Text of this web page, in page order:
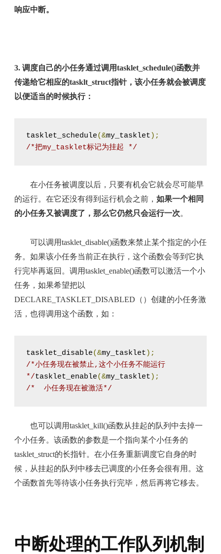
响应中断。
3. 调度自己的小任务通过调用tasklet_schedule()函数并
传递给它相应的tasklt_struct指针，该小任务就会被调度
以便适当的时候执行：
tasklet_schedule(&my_tasklet );
/*把my_tasklet标记为挂起 */
在小任务被调度以后，只要有机会它就会尽可能早
的运行。在它还没有得到运行机会之前， 如果一个相同
的小任务又被调度了，那么它仍然只会运行一次。
可以调用tasklet_disable()函数来禁止某个指定的小任
务。如果该小任务当前正在执行，这个函数会等到它执
行完毕再返回。调用tasklet_enable()函数可以激活一个小
任务，如果希望把以
DECLARE_TASKLET_DISABLED（）创建的小任务激
活，也得调用这个函数，如：
tasklet_disable(&my_tasklet );
/*小任务现在被禁止,这个小任务不能运行
*/tasklet_enable(&my_tasklet );
/*  小任务现在被激活*/
也可以调用tasklet_kill()函数从挂起的队列中去掉一
个小任务。该函数的参数是一个指向某个小任务的
tasklet_struct的长指针。在小任务重新调度它自身的时
候，从挂起的队列中移去已调度的小任务会很有用。这
个函数首先等待该小任务执行完毕，然后再将它移去。
中断处理的工作队列机制